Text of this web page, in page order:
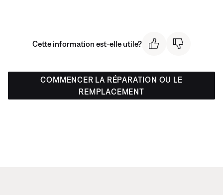
Cette information est-elle utile?
COMMENCER LA RÉPARATION OU LE
REMPLACEMENT